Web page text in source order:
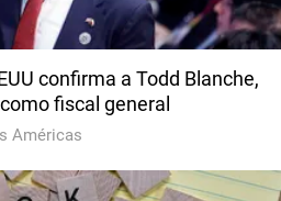
confirma a Todd Blanche,
fiscal general
Américas